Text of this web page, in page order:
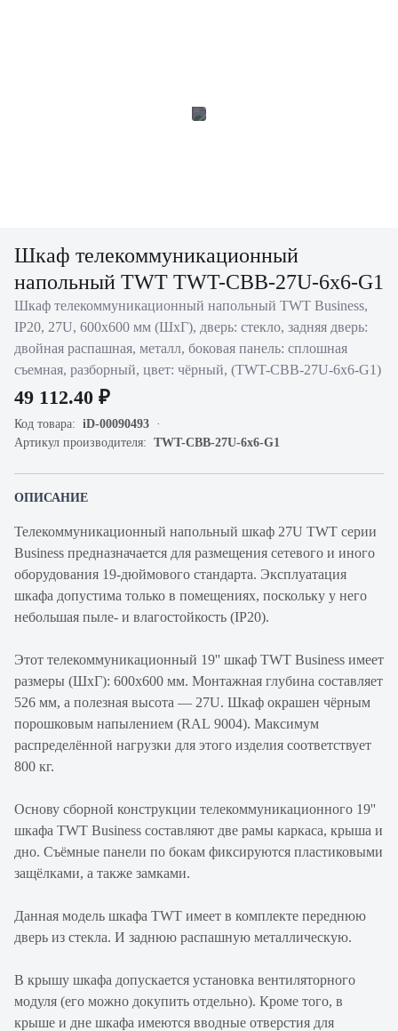
Шкаф телекоммуникационный
напольный TWT TWT-CBB-27U-6x6-G1
Шкаф телекоммуникационный напольный TWT Business,
IP20, 27U, 600х600 мм (ШхГ), дверь: стекло, задняя дверь:
двойная распашная, металл, боковая панель: сплошная
съемная, разборный, цвет: чёрный, (TWT-CBB-27U-6x6-G1)
49 112.40 ₽
Код товара: iD-00090493
Артикул производителя: TWT-CBB-27U-6x6-G1
ОПИСАНИЕ
Телекоммуникационный напольный шкаф 27U TWT серии
Business предназначается для размещения сетевого и иного
оборудования 19-дюймового стандарта. Эксплуатация
шкафа допустима только в помещениях, поскольку у него
небольшая пыле- и влагостойкость (IP20).
Этот телекоммуникационный 19'' шкаф TWT Business имеет
размеры (ШхГ): 600х600 мм. Монтажная глубина составляет
526 мм, а полезная высота — 27U. Шкаф окрашен чёрным
порошковым напылением (RAL 9004). Максимум
распределённой нагрузки для этого изделия соответствует
800 кг.
Основу сборной конструкции телекоммуникационного 19''
шкафа TWT Business составляют две рамы каркаса, крыша и
дно. Съёмные панели по бокам фиксируются пластиковыми
защёлками, а также замками.
Данная модель шкафа TWT имеет в комплекте переднюю
дверь из стекла. И заднюю распашную металлическую.
В крышу шкафа допускается установка вентиляторного
модуля (его можно докупить отдельно). Кроме того, в
крыше и дне шкафа имеются вводные отверстия для